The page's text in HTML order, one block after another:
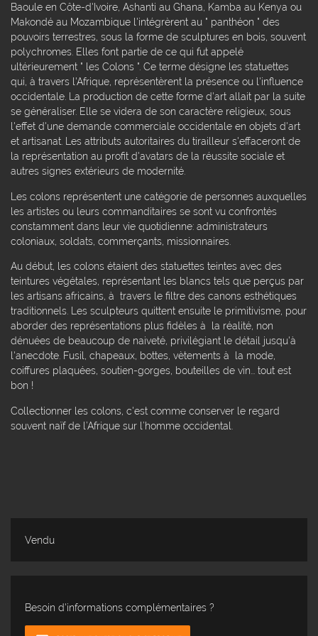
Baoule en Côte-d'Ivoire, Ashanti au Ghana, Kamba au Kenya ou
Makondé au Mozambique l'intégrèrent au " panthéon " des
pouvoirs terrestres, sous la forme de sculptures en bois, souvent
polychromes. Elles font partie de ce qui fut appelé
ultérieurement " les Colons ". Ce terme désigne les statuettes
qui, à travers l'Afrique, représentèrent la présence ou l'influence
occidentale. La production de cette forme d'art allait par la suite
se généraliser. Elle se videra de son caractère religieux, sous
l'effet d'une demande commerciale occidentale en objets d'art
et artisanat. Les attributs autoritaires du tirailleur s'effaceront de
la représentation au profit d'avatars de la réussite sociale et
autres signes extérieurs de modernité.
Les colons représentent une catégorie de personnes auxquelles
les artistes ou leurs commanditaires se sont vu confrontés
constamment dans leur vie quotidienne: administrateurs
coloniaux, soldats, commerçants, missionnaires.
Au début, les colons étaient des statuettes teintes avec des
teintures végétales, représentant les blancs tels que perçus par
les artisans africains, à travers le filtre des canons esthétiques
traditionnels. Les sculpteurs quittent ensuite le primitivisme, pour
aborder des représentations plus fidèles à la réalité, non
dénuées de beaucoup de naiveté, privilégiant le détail jusqu'à
l'anecdote. Fusil, chapeaux, bottes, vètements à la mode,
coiffures plaquées, soutien-gorges, bouteilles de vin... tout est
bon !
Collectionner les colons, c'est comme conserver le regard
souvent naïf de l’Afrique sur l’homme occidental.
Vendu
Besoin d'informations complémentaires ?